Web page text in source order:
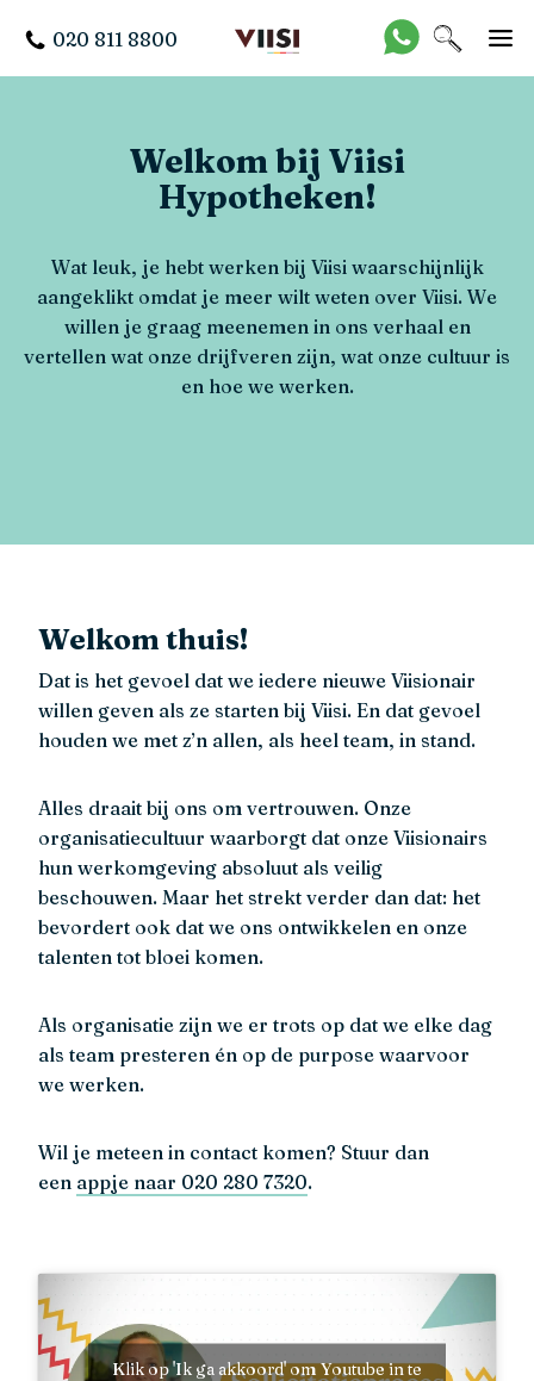
020 811 8800
Welkom bij Viisi
Hypotheken!
Wat leuk, je hebt werken bij Viisi waarschijnlijk
aangeklikt omdat je meer wilt weten over Viisi. We
willen je graag meenemen in ons verhaal en
vertellen wat onze drijfveren zijn, wat onze cultuur is
en hoe we werken.
Welkom thuis!
Dat is het gevoel dat we iedere nieuwe Viisionair
willen geven als ze starten bij Viisi. En dat gevoel
houden we met z’n allen, als heel team, in stand.
Alles draait bij ons om vertrouwen. Onze
organisatiecultuur waarborgt dat onze Viisionairs
hun werkomgeving absoluut als veilig
beschouwen. Maar het strekt verder dan dat: het
bevordert ook dat we ons ontwikkelen en onze
talenten tot bloei komen.
Als organisatie zijn we er trots op dat we elke dag
als team presteren én op de purpose waarvoor
we werken.
Wil je meteen in contact komen? Stuur dan
een appje naar 020 280 7320.
Klik op 'Ik ga akkoord' om Youtube in te